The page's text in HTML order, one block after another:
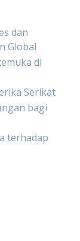
dan
Global
di
Serikat
bagi
terhadap